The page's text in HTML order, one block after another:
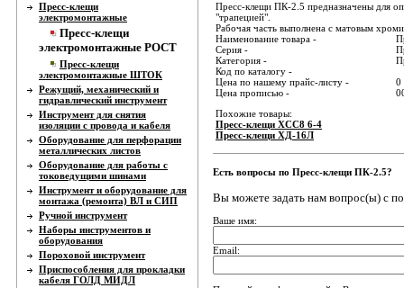
Пресс-клещи
электромонтажные
Пресс-клещи
электромонтажные РОСТ
Пресс-клещи
электромонтажные ШТОК
Режущий, механический и
гидравлический инструмент
Инструмент для снятия
изоляции с провода и кабеля
Оборудование для перфорации
металлических листов
Оборудование для работы с
токоведущими шинами
Инструмент и оборудование для
монтажа (ремонта) ВЛ и СИП
Ручной инструмент
Наборы инструментов и
оборудования
Пороховой инструмент
Приспособления для прокладки
кабеля ГОЛД МИДЛ
Пресс-клещи ПК-2.5 предназначены для
"трапецией".
Рабочая часть выполнена с матовым
Наименование товара -
Серия -
Категория -
Код по каталогу -
Цена по нашему прайс-листу -
0
Цена прописью -
Похожие товары:
Пресс-клещи ХСС8 6-4
Пресс-клещи ХД-16Л
Есть вопросы по Пресс-клещи ПК-2.5?
Вы можете задать нам вопрос(ы) с
Ваше имя:
Email: